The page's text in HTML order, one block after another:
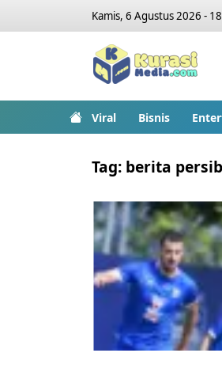
Kamis, 6 Agustus 2026 -
Viral Bisnis
Tag: berita persib